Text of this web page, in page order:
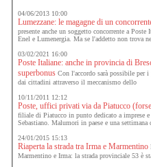
04/06/2013 10:00
Lumezzane: le magagne di un
presente anche un soggetto concorrente a
Enel e Lumenergia. Ma se l'addetto non trova
03/02/2021 16:00
Poste Italiane: anche in provincia di
superbonusCon l'accordo sarà possibile per
dai cittadini attraverso il meccanismo dello
10/11/2011 12:12
Poste, uffici privati via da Piatucco
filiale di Piatucco in punto dedicato a imprese
Sebastiano. Malumori in paese e una
24/01/2015 15:13
Riaperta la strada tra Irma e Marmentino
Marmentino e Irma: la strada provinciale 53 è